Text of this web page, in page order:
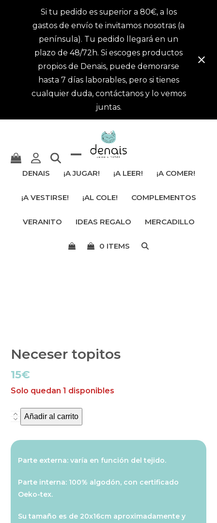
Si tu pedido es superior a 80€, a los
gastos de envío te invitamos nosotras (a
península). Tu pedido llegará en un
plazo de 48/72h. Si escoges productos
propios de Denais, puede demorarse
hasta 7 días laborables, pero si tienes
cualquier duda, contáctanos y lo vemos
juntas.
ocultar
menú
móvil
DENAIS ¡A JUGAR! ¡A LEER! ¡A COMER!
¡A VESTIRSE! ¡AL COLE! COMPLEMENTOS
VERANITO IDEAS REGALO MERCADILLO
0 ITEMS
Neceser topitos
15€
Solo quedan 1 disponibles
Neceser
cantidad
Añadir al carrito
Parte externa: varía en función del tejido.
Parte interna: 100% algodón, con certificado
Oeko-tex.
Su tamaño es de 20x16cm aproximadamente y